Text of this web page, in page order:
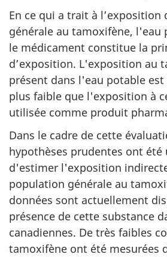
En ce qui a trait à l’exposition
générale au tamoxifène, l'eau
le médicament constitue la
d’exposition. L'exposition au
présent dans l'eau potable
plus faible que l'exposition à
utilisée comme produit
Dans le cadre de cette
hypothèses prudentes ont été
d'estimer l'exposition
population générale au
données sont actuellement
présence de cette substance
canadiennes. De très faibles
tamoxifène ont été mesurées